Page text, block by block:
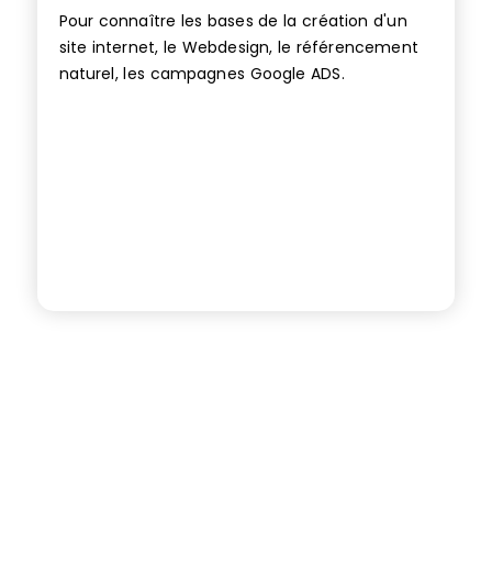
Pour connaître les bases de la création d'un
site internet, le Webdesign, le référencement
naturel, les campagnes Google ADS.